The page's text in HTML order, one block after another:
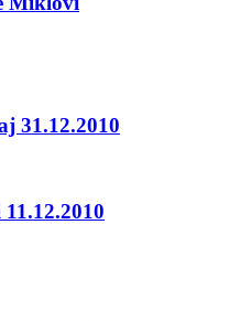
31.12.2010